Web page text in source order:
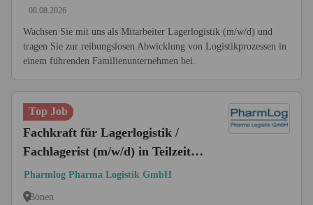
08.08.2026
Wachsen Sie mit uns als Mitarbeiter Lagerlogistik (m/w/d) und
tragen Sie zur reibungslosen Abwicklung von Logistikprozessen in
einem führenden Familienunternehmen bei.
Top Job
Fachkraft für Lagerlogistik /
Fachlagerist (m/w/d) in Teilzeit /
Vollzeit
Pharmlog Pharma Logistik GmbH
Bönen